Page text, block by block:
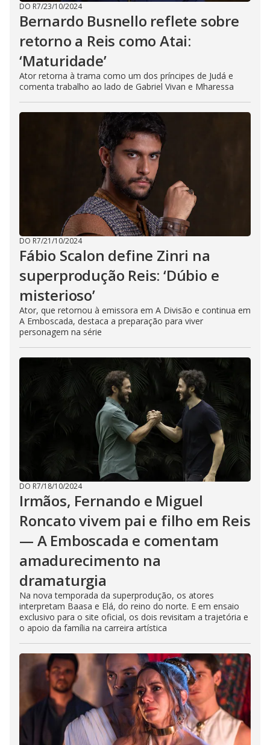
DO R7/23/10/2024
Bernardo Busnello reflete sobre
retorno a Reis como Atai:
‘Maturidade’
Ator retorna à trama como um dos príncipes de Judá e
comenta trabalho ao lado de Gabriel Vivan e Mharessa
DO R7/21/10/2024
Fábio Scalon define Zinri na
superprodução Reis: ‘Dúbio e
misterioso’
Ator, que retornou à emissora em A Divisão e continua em
A Emboscada, destaca a preparação para viver
personagem na série
DO R7/18/10/2024
Irmãos, Fernando e Miguel
Roncato vivem pai e filho em Reis
— A Emboscada e comentam
amadurecimento na
dramaturgia
Na nova temporada da superprodução, os atores
interpretam Baasa e Elá, do reino do norte. E em ensaio
exclusivo para o site oficial, os dois revisitam a trajetória e
o apoio da família na carreira artística